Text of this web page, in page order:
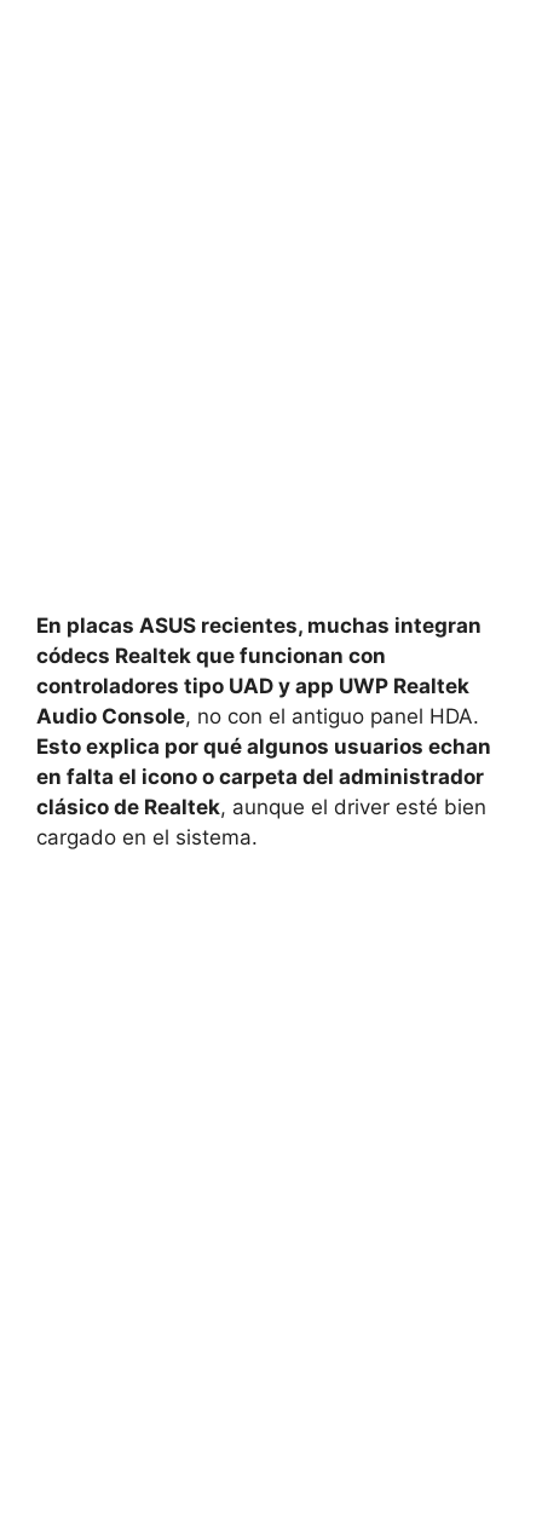
En placas ASUS recientes, muchas integran
códecs Realtek que funcionan con
controladores tipo UAD y app UWP Realtek
Audio Console, no con el antiguo panel HDA.
Esto explica por qué algunos usuarios echan
en falta el icono o carpeta del administrador
clásico de Realtek, aunque el driver esté bien
cargado en el sistema.